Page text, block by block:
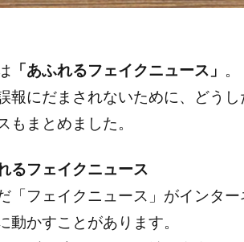
「あふれるフェイクニュース」 。
報にだまされないために、どうし
もまとめました。
るフェイクニュース
「フェイクニュース」がインター
動かすことがあります。